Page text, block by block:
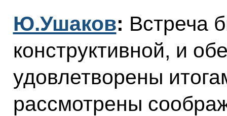
Ю.Ушаков: Встреча
конструктивной, и
удовлетворены
рассмотрены